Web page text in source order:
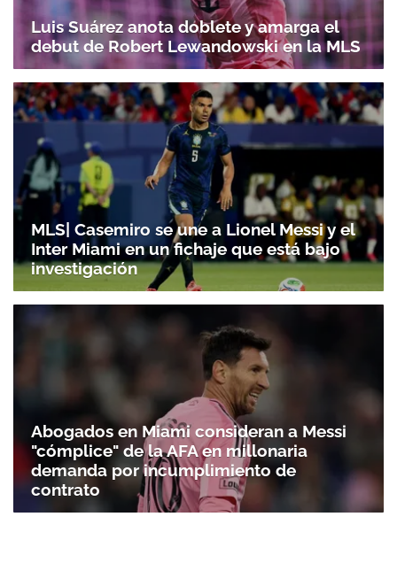
Luis Suárez anota doblete y amarga el
debut de Robert Lewandowski en la MLS
MLS| Casemiro se une a Lionel Messi y el
Inter Miami en un fichaje que está bajo
investigación
Abogados en Miami consideran a Messi
"cómplice" de la AFA en millonaria
demanda por incumplimiento de
contrato